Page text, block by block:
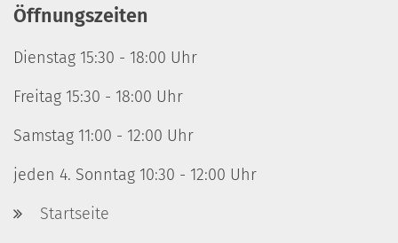
Öffnungszeiten
Dienstag 15:30 - 18:00 Uhr
Freitag 15:30 - 18:00 Uhr
Samstag 11:00 - 12:00 Uhr
jeden 4. Sonntag 10:30 - 12:00 Uhr
Startseite